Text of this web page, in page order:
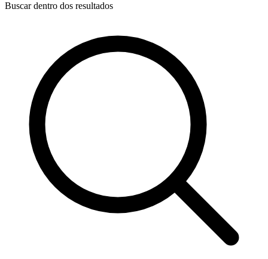
Buscar dentro dos resultados